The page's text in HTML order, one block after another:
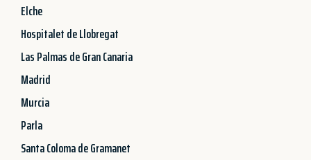
Elche
Hospitalet de Llobregat
Las Palmas de Gran Canaria
Madrid
Murcia
Parla
Santa Coloma de Gramanet